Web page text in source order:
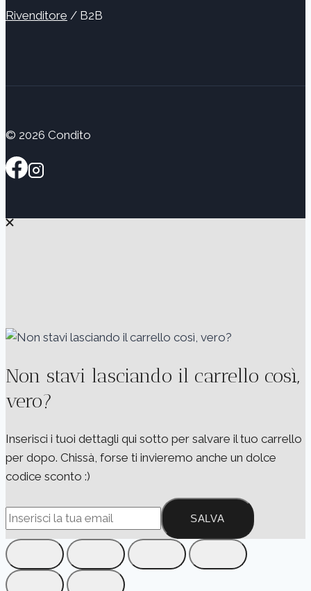
Rivenditore / B2B
© 2026 Condito
Non stavi lasciando il carrello così,
vero?
Inserisci i tuoi dettagli qui sotto per salvare il tuo carrello
per dopo. Chissà, forse ti invieremo anche un dolce
codice sconto :)
SALVA